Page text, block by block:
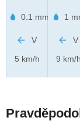
0.1 mm
V
5 km/h
1
V
9 km/h